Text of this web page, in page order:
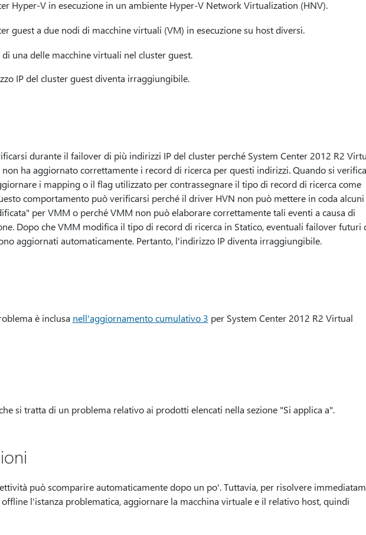
Hyper-V in esecuzione in un ambiente Hyper-V Network Virtualization (HNV).
guest a due nodi di macchine virtuali (VM) in esecuzione su host diversi.
una delle macchine virtuali nel cluster guest.
IP del cluster guest diventa irraggiungibile.
durante il failover di più indirizzi IP del cluster perché System Center 2012 R2
ha aggiornato correttamente i record di ricerca per questi indirizzi. Quando si
i mapping o il flag utilizzato per contrassegnare il tipo di record di ricerca come
comportamento può verificarsi perché il driver HVN non può mettere in coda alcuni
per VMM o perché VMM non può elaborare correttamente tali eventi a causa di
Dopo che VMM modifica il tipo di record di ricerca in Statico, eventuali failover futuri
aggiornati automaticamente. Pertanto, l'indirizzo IP diventa irraggiungibile.
è inclusa nell'aggiornamento cumulativo 3 per System Center 2012 R2 Virtual
si tratta di un problema relativo ai prodotti elencati nella sezione "Si applica a".
può scomparire automaticamente dopo un po'. Tuttavia, per risolvere
l'istanza problematica, aggiornare la macchina virtuale e il relativo host, quindi